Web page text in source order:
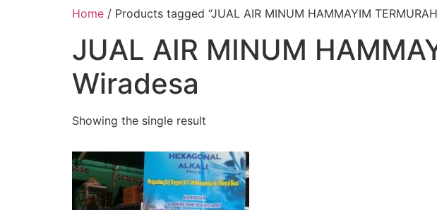
Home / Products tagged “JUAL AIR MINUM HAMMAYIM
JUAL AIR MINUM
Wiradesa
Showing the single result